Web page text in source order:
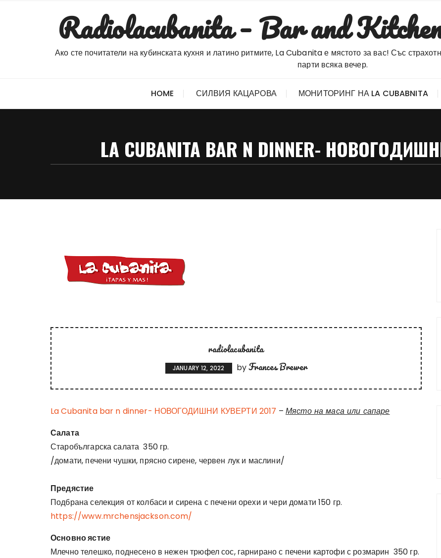
Radiolacubanita – Bar and
Ако сте почитатели на кубинската кухня и латино ритмите, La Cubanita е мястото за вас! Със
парти всяка вечер.
HOME СИЛВИЯ КАЦАРОВА МОНИТОРИНГ НА LA CUBABNITA
LA CUBANITA BAR N DINNER-
radiolacubanita
JANUARY 12, 2022 byFrances Brewer
La Cubanita bar n dinner- НОВОГОДИШНИ КУВЕРТИ 2017 – Място на маса или сапаре
Салата
Старобългарска салата 350 гр.
/домати, печени чушки, прясно сирене, червен лук и маслини/
Предястие
Подбрана селекция от колбаси и сирена с печени орехи и чери домати 150 гр.
https://www.mrchensjackson.com/
Основно ястие
Млечно телешко, поднесено в нежен трюфел сос, гарнирано с печени картофи с розмарин 350 гр.